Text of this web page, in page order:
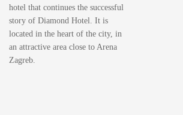
hotel that continues the successful
story of Diamond Hotel. It is
located in the heart of the city, in
an attractive area close to Arena
Zagreb.